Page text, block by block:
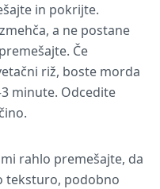
in pokrijte.
a ne postane
Če
riž, boste morda
minute. Odcedite
rahlo premešajte, da
teksturo, podobno